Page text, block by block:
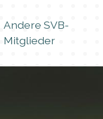
Andere SVB-
Mitglieder